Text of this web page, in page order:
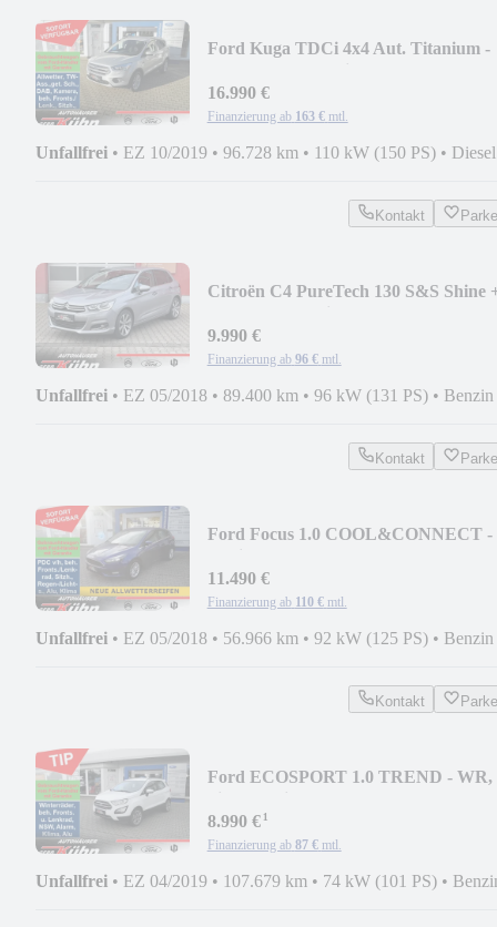
Ford Kuga TDCi 4x4 Aut. Titanium -
16.990 €
Finanzierung ab 163 € mtl.
Unfallfrei • EZ 10/2019 • 96.728 km • 110 kW (150 PS) • Diesel
Kontakt
Citroën C4 PureTech 130 S&S Shine
9.990 €
Finanzierung ab 96 € mtl.
Unfallfrei • EZ 05/2018 • 89.400 km • 96 kW (131 PS) • Benzin
Kontakt
Ford Focus 1.0 COOL&CONNECT -
11.490 €
Finanzierung ab 110 € mtl.
Unfallfrei • EZ 05/2018 • 56.966 km • 92 kW (125 PS) • Benzin
Kontakt
Ford ECOSPORT 1.0 TREND - WR,
8.990 €¹
Finanzierung ab 87 € mtl.
Unfallfrei • EZ 04/2019 • 107.679 km • 74 kW (101 PS) •